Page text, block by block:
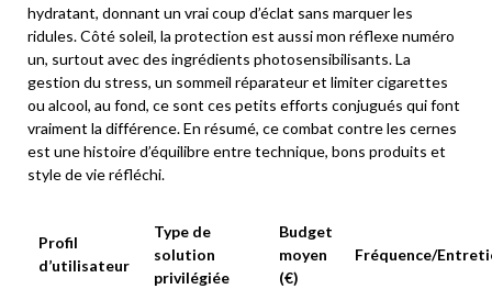
hydratant, donnant un vrai coup d’éclat sans marquer les
ridules. Côté soleil, la protection est aussi mon réflexe numéro
un, surtout avec des ingrédients photosensibilisants. La
gestion du stress, un sommeil réparateur et limiter cigarettes
ou alcool, au fond, ce sont ces petits efforts conjugués qui font
vraiment la différence. En résumé, ce combat contre les cernes
est une histoire d’équilibre entre technique, bons produits et
style de vie réfléchi.
Profil
d’utilisateur
Type de
solution
privilégiée
Budget
moyen
(€)
Fréquence/